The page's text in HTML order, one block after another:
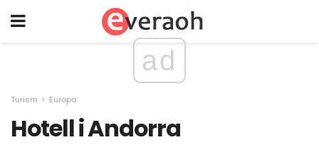
ad
Turism Europa
Hotell i Andorra